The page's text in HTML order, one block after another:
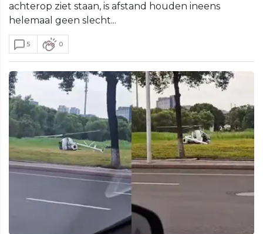
achterop ziet staan, is afstand houden ineens
helemaal geen slecht...
5 0